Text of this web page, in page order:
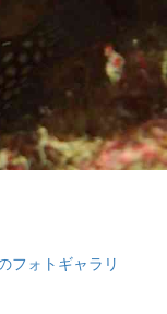
フォトギャラリ